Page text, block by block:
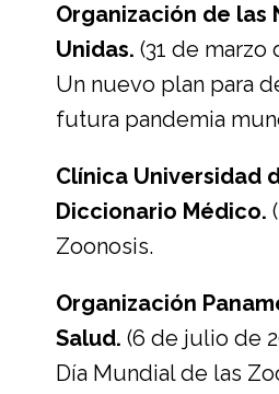
Organización de las
Unidas. (31 de marzo
Un nuevo plan para
futura pandemia
Clínica Universidad
Diccionario Médico.
Zoonosis.
Organización
Salud. (6 de julio de
Día Mundial de las